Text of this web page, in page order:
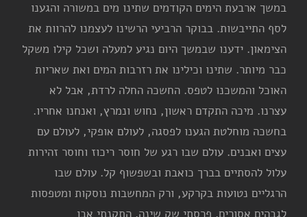
במשך ארבעת הימים הקודמים שתינו מים במשורה והגענו
לסף התייבשות. בבוקר הרביעי הרשינו לעצמנו להרוות את
הצימאון. ידענו שבמשך היום נגיע למעלה ושכל קילו משקל
כבר מיותר. שתינו וכילינו את רזרבות המים ואת שאריות
האוכל והמשכנו לטפס. החשכה החלה לרדת, אבל לא
עצרנו. מיכה התקדם ראשון, נחוש ונמרץ, ואנחנו אחריו.
בחשכה מוחלטת הגענו לפסגה, לעולם אופקי, לעולם עם
עצים ואבנים. עולם שבו רגע של חוסר ריכוז וחוסר זהירות
עלול להסתיים בברך כואבת ובשפשוף קל. עולם שבו
הרגליים נטועות בקרקע, ורק המחשבות נוסקות ומטפסות